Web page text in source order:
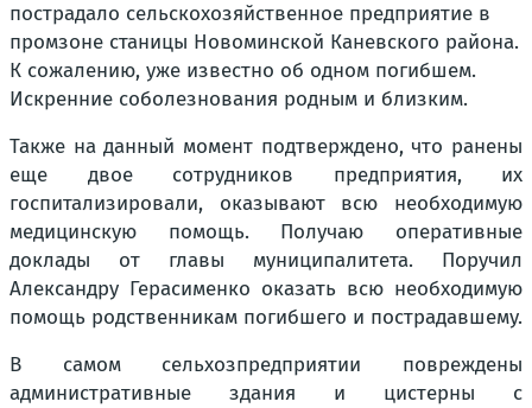
пострадало сельскохозяйственное предприятие в
промзоне станицы Новоминской Каневского района.
К сожалению, уже известно об одном погибшем.
Искренние соболезнования родным и близким.
Также на данный момент подтверждено, что ранены
еще двое сотрудников предприятия, их
госпитализировали, оказывают всю необходимую
медицинскую помощь. Получаю оперативные
доклады от главы муниципалитета. Поручил
Александру Герасименко оказать всю необходимую
помощь родственникам погибшего и пострадавшему.
В самом сельхозпредприятии повреждены
административные здания и цистерны с